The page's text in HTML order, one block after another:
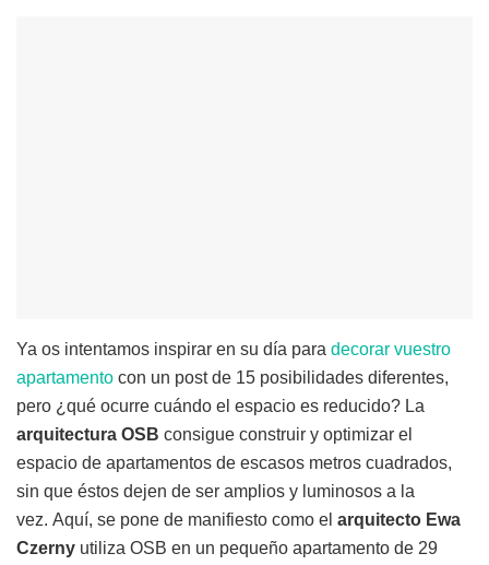
Ya os intentamos inspirar en su día para decorar vuestro
apartamento con un post de 15 posibilidades diferentes,
pero ¿qué ocurre cuándo el espacio es reducido? La
arquitectura OSB consigue construir y optimizar el
espacio de apartamentos de escasos metros cuadrados,
sin que éstos dejen de ser amplios y luminosos a la
vez. Aquí, se pone de manifiesto como el arquitecto Ewa
Czerny utiliza OSB en un pequeño apartamento de 29